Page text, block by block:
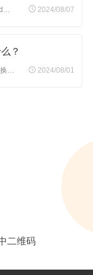
2024/08/07
？
PDF文件转换为Word格式 2024/08/01
二维码